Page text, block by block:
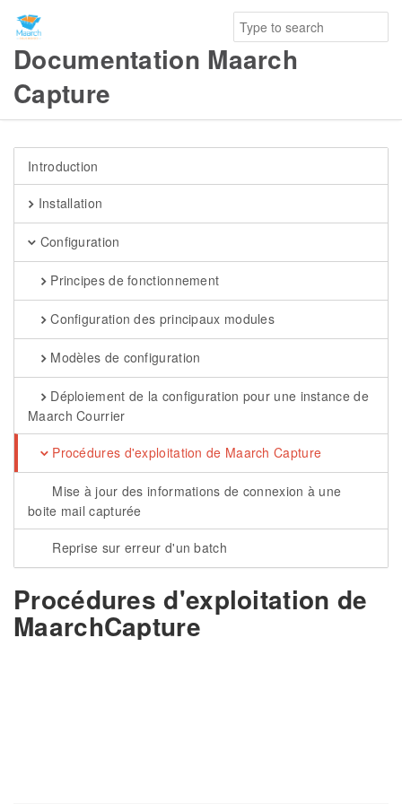
Documentation Maarch
Capture
Introduction
Installation
Configuration
Principes de fonctionnement
Configuration des principaux modules
Modèles de configuration
Déploiement de la configuration pour une instance de
Maarch Courrier
Procédures d'exploitation de Maarch Capture
Mise à jour des informations de connexion à une
boite mail capturée
Reprise sur erreur d'un batch
Procédures d'exploitation de
MaarchCapture